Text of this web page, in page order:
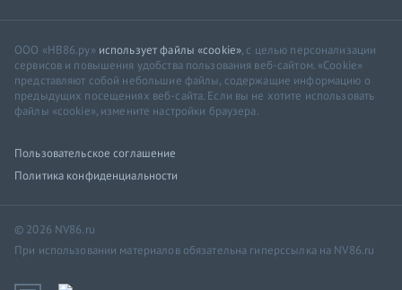
ООО «НВ86.ру» использует файлы «cookie», с целью персонализации
сервисов и повышения удобства пользования веб-сайтом. «Cookie»
представляют собой небольшие файлы, содержащие информацию о
предыдущих посещениях веб-сайта. Если вы не хотите использовать
файлы «cookie», измените настройки браузера.
Пользовательское соглашение
Политика конфиденциальности
© 2026 NV86.ru
При использовании материалов обязательна гиперссылка на NV86.ru